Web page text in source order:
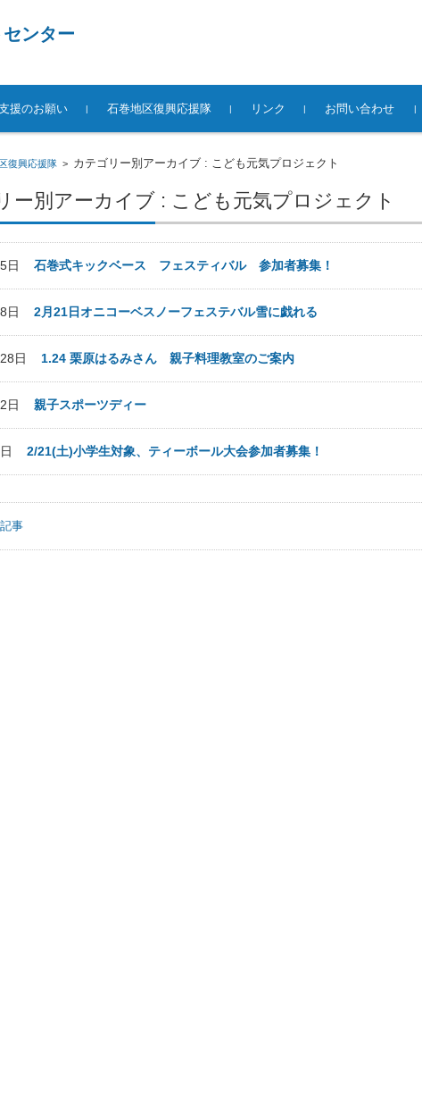
ンター
援のお願い 石巻地区復興応援隊 リンク お問い合わせ
復興応援隊> カテゴリー別アーカイブ : こども元気プロジェクト
ー別アーカイブ : こども元気プロジェクト
日 石巻式キックベース フェスティバル 参加者募集！
日 2月21日オニコーベスノーフェステバル雪に戯れる
28日 1.24 栗原はるみさん 親子料理教室のご案内
日 親子スポーツディー
日 2/21(土)小学生対象、ティーボール大会参加者募集！
事